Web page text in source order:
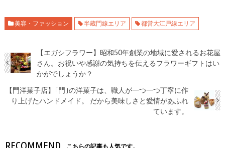
美容・ファッション 半蔵門線エリア 都営大江戸線エリア
【エガシフラワー】昭和50年創業の地域に愛されるお花屋
さん。お祝いや感謝の気持ちを伝えるフラワーギフトはい
かがでしょうか？
【門洋菓子店】｢門｣の洋菓子は、職人が一つ一つ丁寧に作
り上げたハンドメイド。 だから美味しさと愛情があふれ
ています。
こちらの記事も人気です。